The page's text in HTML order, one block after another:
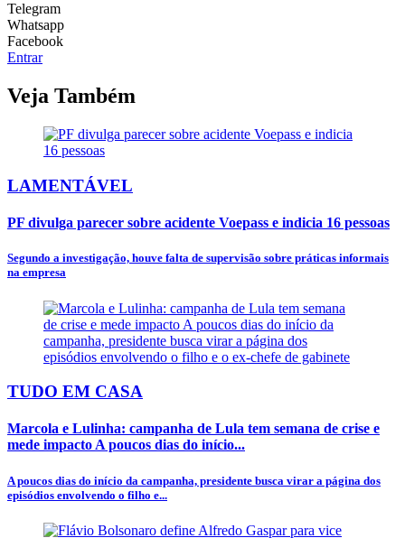
Telegram
Whatsapp
Facebook
Entrar
Veja Também
LAMENTÁVEL
PF divulga parecer sobre acidente Voepass e indicia 16 pessoas
Segundo a investigação, houve falta de supervisão sobre práticas informais
na empresa
TUDO EM CASA
Marcola e Lulinha: campanha de Lula tem semana de crise e
mede impacto A poucos dias do início...
A poucos dias do início da campanha, presidente busca virar a página dos
episódios envolvendo o filho e...